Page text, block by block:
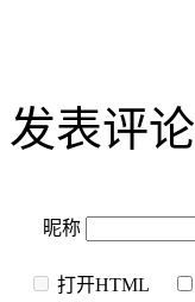
发表评论
昵称
打开HTML